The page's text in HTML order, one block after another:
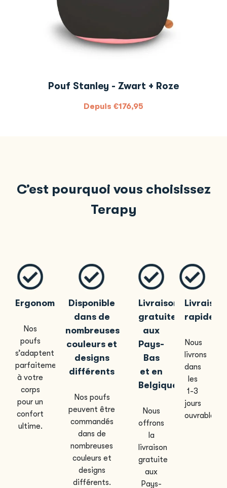
Pouf Stanley - Zwart + Roze
Depuis €176,95
C’est pourquoi vous choisissez
Terapy
Ergonomique
Nos
poufs
s’adaptent
parfaitement
à votre
corps
pour un
confort
ultime.
Disponible
dans de
nombreuses
couleurs et
designs
différents
Nos poufs
peuvent être
commandés
dans de
nombreuses
couleurs et
designs
différents.
Livraison
gratuite
aux
Pays-
Bas
et en
Belgique
Nous
offrons
la
livraison
gratuite
aux
Pays-
Livraison
rapide
Nous
livrons
dans
les
1-3
jours
ouvrables.